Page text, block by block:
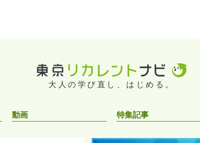
大人の学び直し、はじめる。
動画 特集記事